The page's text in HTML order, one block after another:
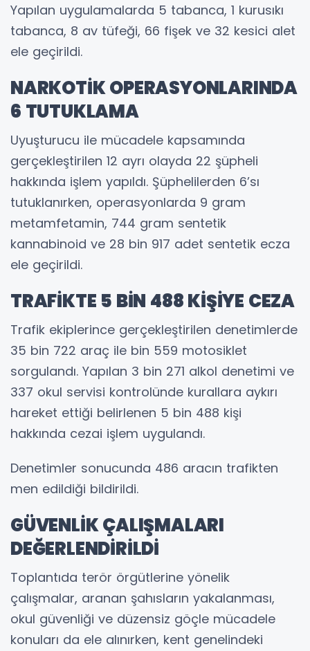
Yapılan uygulamalarda 5 tabanca, 1 kurusıkı
tabanca, 8 av tüfeği, 66 fişek ve 32 kesici alet
ele geçirildi.
NARKOTİK OPERASYONLARINDA
6 TUTUKLAMA
Uyuşturucu ile mücadele kapsamında
gerçekleştirilen 12 ayrı olayda 22 şüpheli
hakkında işlem yapıldı. Şüphelilerden 6’sı
tutuklanırken, operasyonlarda 9 gram
metamfetamin, 744 gram sentetik
kannabinoid ve 28 bin 917 adet sentetik ecza
ele geçirildi.
TRAFİKTE 5 BİN 488 KİŞİYE CEZA
Trafik ekiplerince gerçekleştirilen denetimlerde
35 bin 722 araç ile bin 559 motosiklet
sorgulandı. Yapılan 3 bin 271 alkol denetimi ve
337 okul servisi kontrolünde kurallara aykırı
hareket ettiği belirlenen 5 bin 488 kişi
hakkında cezai işlem uygulandı.
Denetimler sonucunda 486 aracın trafikten
men edildiği bildirildi.
GÜVENLİK ÇALIŞMALARI
DEĞERLENDİRİLDİ
Toplantıda terör örgütlerine yönelik
çalışmalar, aranan şahısların yakalanması,
okul güvenliği ve düzensiz göçle mücadele
konuları da ele alınırken, kent genelindeki